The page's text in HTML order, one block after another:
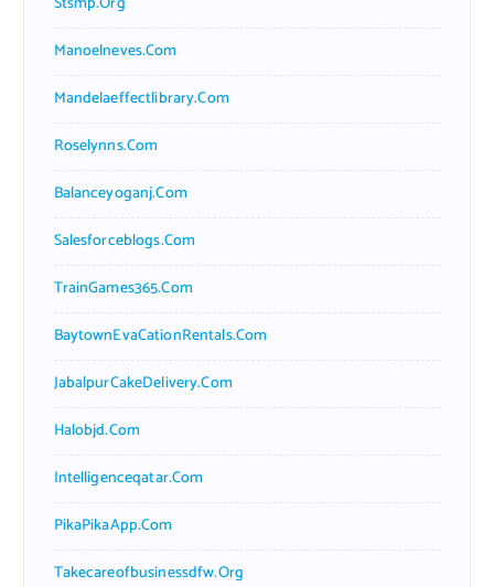
Manoelneves.com
Mandelaeffectlibrary.com
Roselynns.com
Balanceyoganj.com
Salesforceblogs.com
TrainGames365.com
BaytownEvaCationRentals.com
JabalpurCakeDelivery.com
Halobjd.com
Intelligenceqatar.com
PikaPikaApp.com
Takecareofbusinessdfw.org